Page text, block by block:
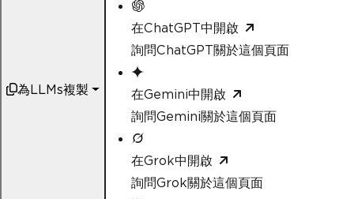
為LLMs複製
在ChatGPT中開啟
詢問ChatGPT關於這個頁面
在Gemini中開啟
詢問Gemini關於這個頁面
在Grok中開啟
詢問Grok關於這個頁面